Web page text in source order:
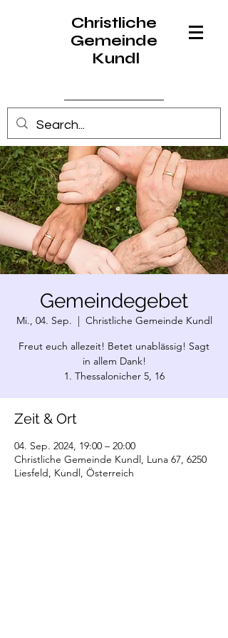
Christliche
Gemeinde
Kundl
Anmelden
Gemeindegebet
Mi., 04. Sep.
  |
Christliche Gemeinde Kundl
Freut euch allezeit! Betet unablässig! Sagt
in allem Dank!
1. Thessalonicher 5, 16
Zeit & Ort
04. Sep. 2024, 19:00 – 20:00
Christliche Gemeinde Kundl, Luna 67, 6250
Liesfeld, Kundl, Österreich